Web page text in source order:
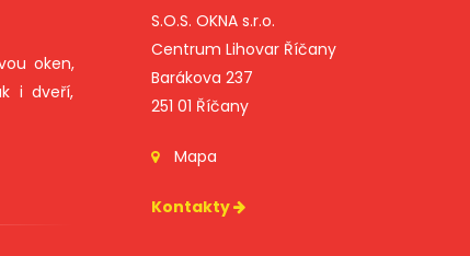
oken,
i dveří,
S.O.S. OKNA s.r.o.
Centrum Lihovar Říčany
Barákova 237
251 01 Říčany
Mapa
Kontakty